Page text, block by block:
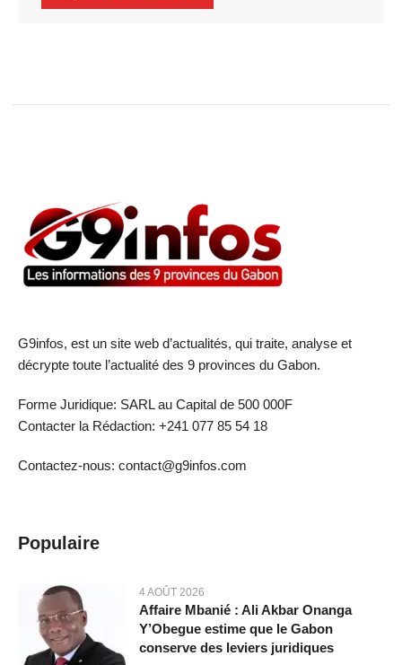
G9infos, est un site web d’actualités, qui traite, analyse et
décrypte toute l’actualité des 9 provinces du Gabon.
Forme Juridique: SARL au Capital de 500 000F
Contacter la Rédaction: +241 077 85 54 18
Contactez-nous: contact@g9infos.com
Populaire
4 AOÛT 2026
Affaire Mbanié : Ali Akbar Onanga
Y’Obegue estime que le Gabon
conserve des leviers juridiques